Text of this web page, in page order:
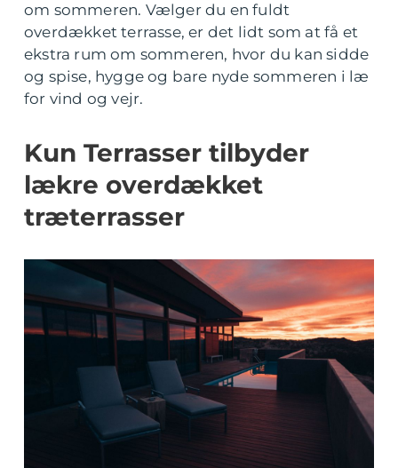
om sommeren. Vælger du en fuldt
overdækket terrasse, er det lidt som at få et
ekstra rum om sommeren, hvor du kan sidde
og spise, hygge og bare nyde sommeren i læ
for vind og vejr.
Kun Terrasser tilbyder
lækre overdækket
træterrasser